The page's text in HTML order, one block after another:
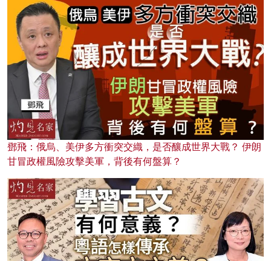
鄧飛：俄烏、美伊多方衝突交織，是否釀成世界大戰？ 伊朗
甘冒政權風險攻擊美軍，背後有何盤算？